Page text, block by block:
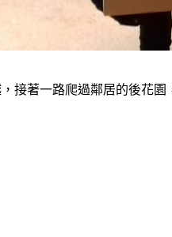
接著一路爬過鄰居的後花